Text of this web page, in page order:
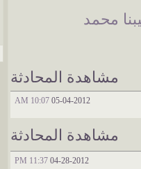
محمد
مشاهدة المحادثة
05-04-2012
10:07 AM
مشاهدة المحادثة
04-28-2012
11:37 PM